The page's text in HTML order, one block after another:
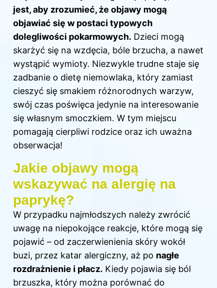
jest, aby zrozumieć, że objawy mogą
objawiać się w postaci typowych
dolegliwości pokarmowych. Dzieci mogą
skarżyć się na wzdęcia, bóle brzucha, a nawet
wystąpić wymioty. Niezwykle trudne staje się
zadbanie o dietę niemowlaka, który zamiast
cieszyć się smakiem różnorodnych warzyw,
swój czas poświęca jedynie na interesowanie
się własnym smoczkiem. W tym miejscu
pomagają cierpliwi rodzice oraz ich uważna
obserwacja!
Jakie objawy mogą
wskazywać na alergię na
paprykę?
W przypadku najmłodszych należy zwrócić
uwagę na niepokojące reakcje, które mogą się
pojawić – od zaczerwienienia skóry wokół
buzi, przez katar alergiczny, aż po nagłe
rozdrażnienie i płacz. Kiedy pojawia się ból
brzuszka, który można porównać do